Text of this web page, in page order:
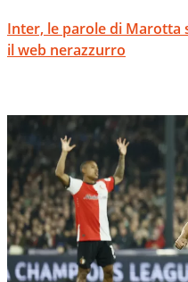
Inter, le parole di Marotta
il web nerazzurro